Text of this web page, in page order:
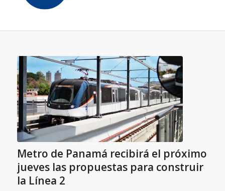
Metro de Panamá recibirá el próximo
jueves las propuestas para construir
la Línea 2